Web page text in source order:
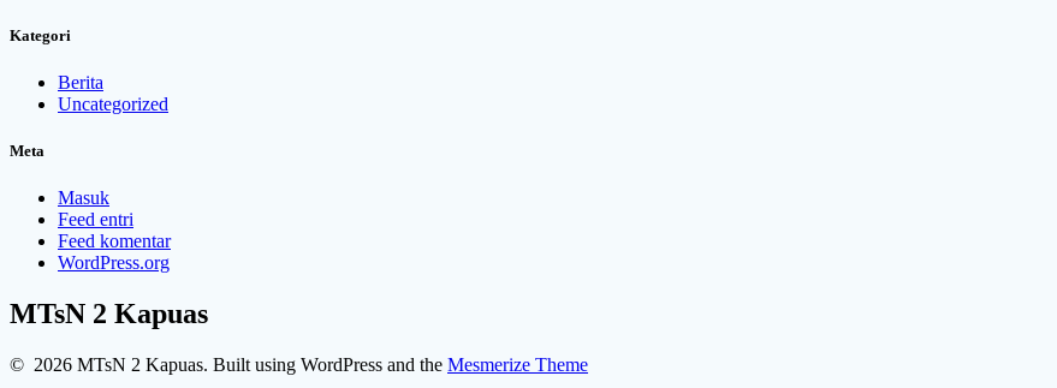
Kategori
Berita
Uncategorized
Meta
Masuk
Feed entri
Feed komentar
WordPress.org
MTsN 2 Kapuas
© 2026 MTsN 2 Kapuas. Built using WordPress and the Mesmerize Theme